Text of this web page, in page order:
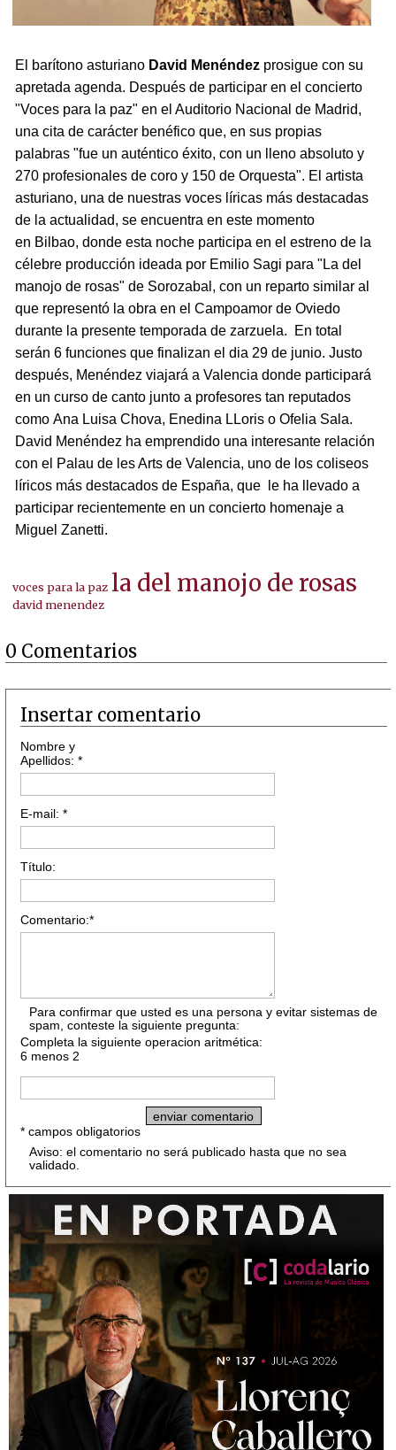
El barítono asturiano David Menéndezprosigue con su
apretada agenda. Después de participar en el concierto
"Voces para la paz" en el Auditorio Nacional de Madrid,
una cita de carácter benéfico que, en sus propias
palabras "fue un auténtico éxito, con un lleno absoluto y
270 profesionales de coro y 150 de Orquesta". El artista
asturiano, una de nuestras voces líricas más destacadas
de la actualidad, se encuentra en este momento
en Bilbao, donde esta noche participa en el estreno de la
célebre producción ideada por Emilio Sagi para "La del
manojo de rosas" de Sorozabal, con un reparto similar al
que representó la obra en el Campoamor de Oviedo
durante la presente temporada de zarzuela. En total
serán 6 funciones que finalizan el dia 29 de junio. Justo
después, Menéndez viajará a Valencia donde participará
en un curso de canto junto a profesores tan reputados
como Ana Luisa Chova, Enedina LLoris o Ofelia Sala.
David Menéndez ha emprendido una interesante relación
con el Palau de les Arts de Valencia, uno de los coliseos
líricos más destacados de España, que le ha llevado a
participar recientemente en un concierto homenaje a
Miguel Zanetti.
voces para la paz la del manojo de rosas
david menendez
0 Comentarios
Insertar comentario
Nombre y
Apellidos: *
E-mail: *
Título:
Comentario:*
Para confirmar que usted es una persona y evitar sistemas de
spam, conteste la siguiente pregunta:
Completa la siguiente operacion aritmética:
6 menos 2
* campos obligatorios
Aviso: el comentario no será publicado hasta que no sea
validado.